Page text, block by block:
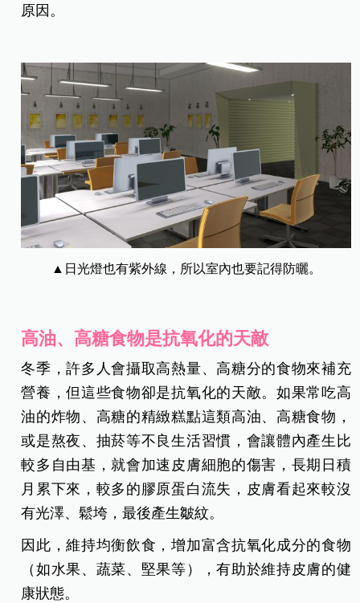
原因。
▲日光燈也有紫外線，所以室內也要記得防曬。
高油、高糖食物是抗氧化的天敵
冬季，許多人會攝取高熱量、高糖分的食物來補充
營養，但這些食物卻是抗氧化的天敵。如果常吃高
油的炸物、高糖的精緻糕點這類高油、高糖食物，
或是熬夜、抽菸等不良生活習慣，會讓體內產生比
較多自由基，就會加速皮膚細胞的傷害，長期日積
月累下來，較多的膠原蛋白流失，皮膚看起來較沒
有光澤、鬆垮，最後產生皺紋。
因此，維持均衡飲食，增加富含抗氧化成分的食物
（如水果、蔬菜、堅果等），有助於維持皮膚的健
康狀態。